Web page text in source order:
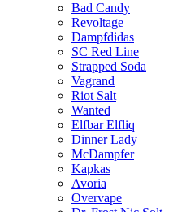
Bad Candy
Revoltage
Dampfdidas
SC Red Line
Strapped Soda
Vagrand
Riot Salt
Wanted
Elfbar Elfliq
Dinner Lady
McDampfer
Kapkas
Avoria
Overvape